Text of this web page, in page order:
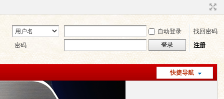
自动登录
找回密码
密码
登录 注册
快捷导航